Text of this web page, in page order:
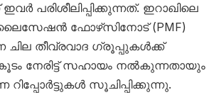
പരിശീലിപ്പിക്കുന്നത്. ഇറാഖിലെ
ഫോഴ്‌സിനോട് (PMF)
ചില തീവ്രവാദ ഗ്രൂപ്പുകൾക്ക്
നേരിട്ട് സഹായം നൽകുന്നതായും
സൂചിപ്പിക്കുന്നു.